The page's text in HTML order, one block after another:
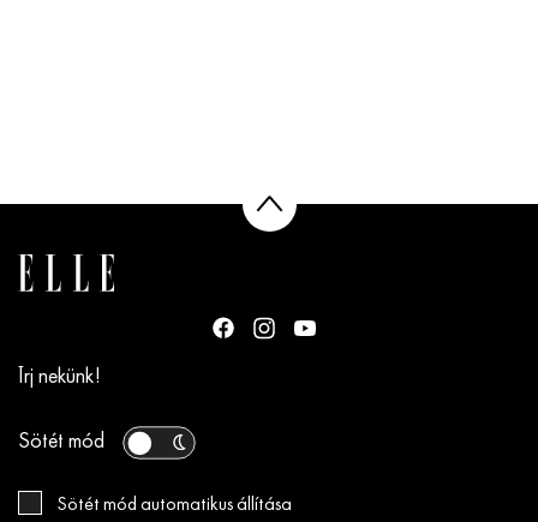
Írj nekünk!
Sötét mód
Sötét mód automatikus állítása